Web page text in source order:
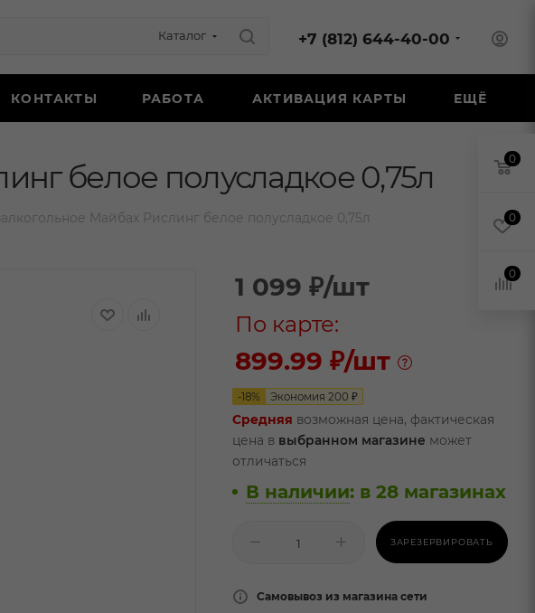
Каталог +7 (812) 644-40-00
КОНТАКТЫ РАБОТА АКТИВАЦИЯ КАРТЫ ЕЩЁ
белое полусладкое 0,75л
Майбах Рислинг белое полусладкое 0,75л
1 099 ₽/шт
По карте:
899.99 ₽/шт
-18% Экономия 200 ₽
Средняя возможная цена, фактическая
цена в выбранном магазине может
отличаться
В наличии: в 28 магазинах
ЗАРЕЗЕРВИРОВАТЬ
Самовывоз из магазина сети
0
0
0